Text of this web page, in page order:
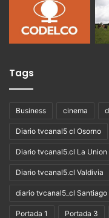
Tags
Business cinema
Diario tvcanal5 cl Osorno
Diario tvcanal5.cl La Union
Diario tvcanal5.cl Valdivia
diario tvcanal5_cl Santiago
Portada 1 Portada 3